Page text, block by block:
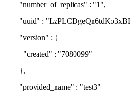
"number_of_replicas" : "1",
"uuid" :
"version" : {
"created" : "7080099"
},
"provided_name" : "test3"